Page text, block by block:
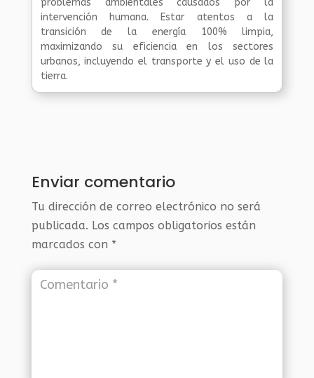
intervención humana. Estar atentos a la
transición de la energía 100% limpia,
maximizando su eficiencia en los sectores
urbanos, incluyendo el transporte y el uso de la
tierra.
Enviar comentario
Tu dirección de correo electrónico no será
publicada. Los campos obligatorios están
marcados con *